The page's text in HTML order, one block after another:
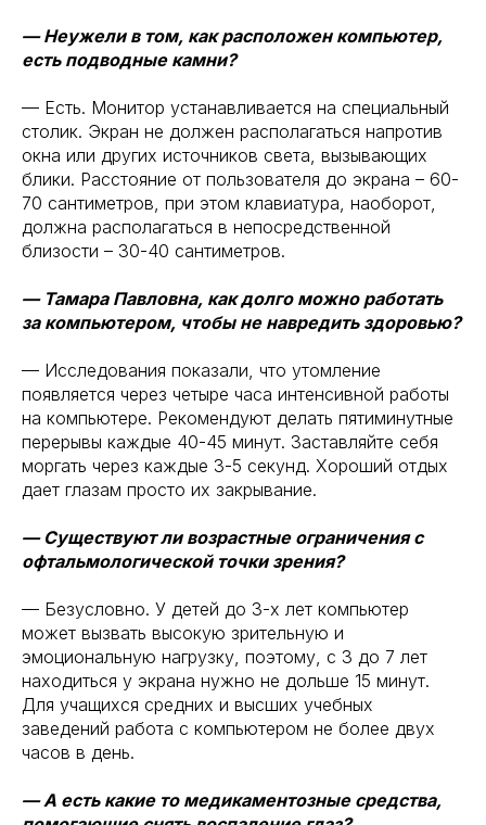
— Неужели в том, как расположен компьютер,
есть подводные камни?
— Есть. Монитор устанавливается на специальный
столик. Экран не должен располагаться напротив
окна или других источников света, вызывающих
блики. Расстояние от пользователя до экрана – 60-
70 сантиметров, при этом клавиатура, наоборот,
должна располагаться в непосредственной
близости – 30-40 сантиметров.
— Тамара Павловна, как долго можно работать
за компьютером, чтобы не навредить здоровью?
— Исследования показали, что утомление
появляется через четыре часа интенсивной работы
на компьютере. Рекомендуют делать пятиминутные
перерывы каждые 40-45 минут. Заставляйте себя
моргать через каждые 3-5 секунд. Хороший отдых
дает глазам просто их закрывание.
— Существуют ли возрастные ограничения с
офтальмологической точки зрения?
— Безусловно. У детей до 3-х лет компьютер
может вызвать высокую зрительную и
эмоциональную нагрузку, поэтому, с 3 до 7 лет
находиться у экрана нужно не дольше 15 минут.
Для учащихся средних и высших учебных
заведений работа с компьютером не более двух
часов в день.
— А есть какие то медикаментозные средства,